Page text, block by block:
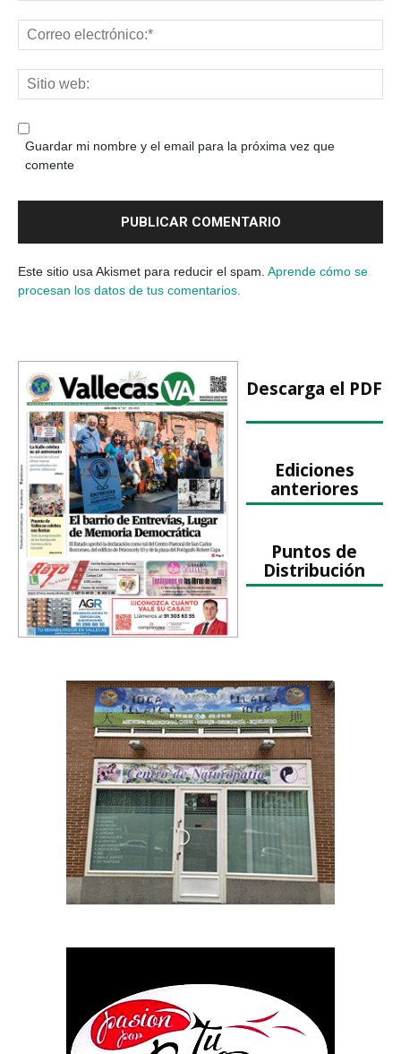
Guardar mi nombre y el email para la próxima vez que
comente
Este sitio usa Akismet para reducir el spam. Aprende cómo se
procesan los datos de tus comentarios.
Descarga el PDF
Ediciones
anteriores
Puntos de
Distribución